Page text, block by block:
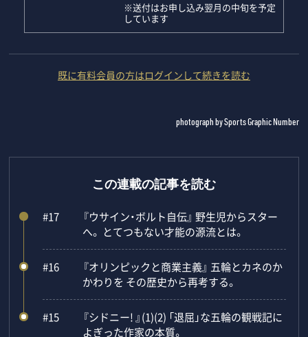
※送付はお申し込み翌月の中旬を予定
しています
既に有料会員の方はログインして続きを読む
photograph by Sports Graphic Number
この連載の記事を読む
#17
『ウサイン・ボルト自伝』 野生児からスター
へ。 とてつもない才能の源流とは。
#16
『オリンピックと商業主義』 五輪とカネのか
かわりを その歴史から再考する。
#15
『シドニー! 』(1)(2) 「退屈」な五輪の観戦記に
よぎった作家の本質。